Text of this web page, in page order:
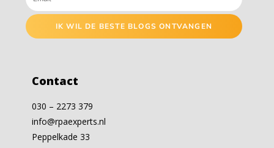
IK WIL DE BESTE BLOGS ONTVANGEN
Contact
030 – 2273 379
info@rpaexperts.nl
Peppelkade 33